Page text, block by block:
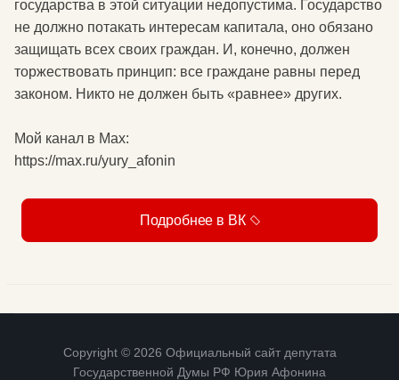
государства в этой ситуации недопустима. Государство
не должно потакать интересам капитала, оно обязано
защищать всех своих граждан. И, конечно, должен
торжествовать принцип: все граждане равны перед
законом. Никто не должен быть «равнее» других.
Мой канал в Мax:
https://max.ru/yury_afonin
Подробнее в ВК
Copyright © 2026 Официальный сайт депутата
Государственной Думы РФ Юрия Афонина